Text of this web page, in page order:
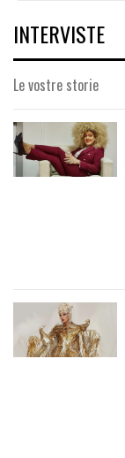
INTERVISTE
Le vostre storie